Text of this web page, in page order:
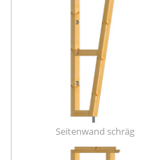
Seitenwand schräg